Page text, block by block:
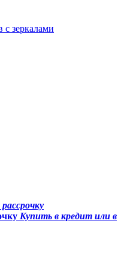
зеркалами
Купить в кредит или в